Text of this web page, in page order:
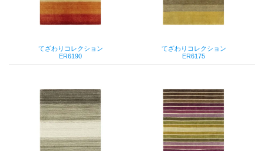
てざわりコレクション
ER6190
てざわりコレクション
ER6175